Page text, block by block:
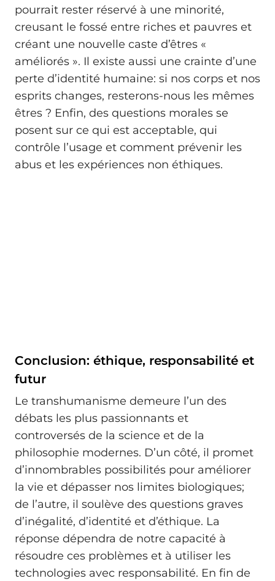
pourrait rester réservé à une minorité,
creusant le fossé entre riches et pauvres et
créant une nouvelle caste d’êtres «
améliorés ». Il existe aussi une crainte d’une
perte d’identité humaine: si nos corps et nos
esprits changes, resterons-nous les mêmes
êtres ? Enfin, des questions morales se
posent sur ce qui est acceptable, qui
contrôle l’usage et comment prévenir les
abus et les expériences non éthiques.
Conclusion: éthique, responsabilité et
futur
Le transhumanisme demeure l’un des
débats les plus passionnants et
controversés de la science et de la
philosophie modernes. D’un côté, il promet
d’innombrables possibilités pour améliorer
la vie et dépasser nos limites biologiques;
de l’autre, il soulève des questions graves
d’inégalité, d’identité et d’éthique. La
réponse dépendra de notre capacité à
résoudre ces problèmes et à utiliser les
technologies avec responsabilité. En fin de